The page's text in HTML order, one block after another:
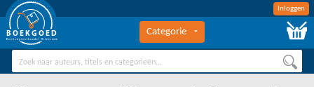
Inloggen
BOEKGOED
Boekengroothandel Hilversum
Categorie